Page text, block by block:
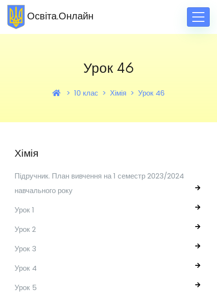
Освіта.Онлайн
Урок 46
10 клас Хімія Урок 46
Хімія
Підручник. План вивчення на 1 семестр 2023/2024
навчального року
Урок 1
Урок 2
Урок 3
Урок 4
Урок 5